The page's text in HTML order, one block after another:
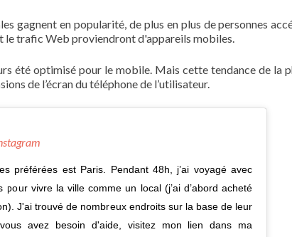
gagnent en popularité, de plus en plus de personnes
le trafic Web proviendront d'appareils mobiles.
été optimisé pour le mobile. Mais cette tendance de la
de l’écran du téléphone de l’utilisateur.
préférées est Paris. Pendant 48h, j’ai voyagé avec
pour vivre la ville comme un local (j’ai d’abord acheté
J'ai trouvé de nombreux endroits sur la base de leur
avez besoin d'aide, visitez mon lien dans ma